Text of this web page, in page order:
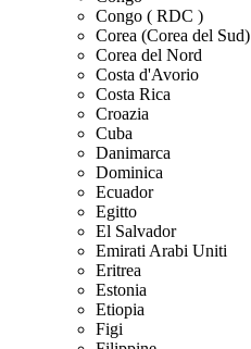
Congo ( RDC )
Corea (Corea del Sud)
Corea del Nord
Costa d'Avorio
Costa Rica
Croazia
Cuba
Danimarca
Dominica
Ecuador
Egitto
El Salvador
Emirati Arabi Uniti
Eritrea
Estonia
Etiopia
Figi